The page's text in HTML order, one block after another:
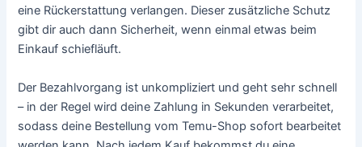
eine Rückerstattung verlangen. Dieser zusätzliche Schutz
gibt dir auch dann Sicherheit, wenn einmal etwas beim
Einkauf schiefläuft.
Der Bezahlvorgang ist unkompliziert und geht sehr schnell
– in der Regel wird deine Zahlung in Sekunden verarbeitet,
sodass deine Bestellung vom Temu-Shop sofort bearbeitet